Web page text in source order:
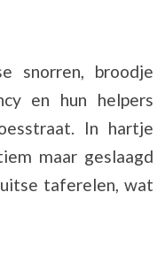
snorren, broodje
en hun helpers
In hartje
maar geslaagd
taferelen, wat